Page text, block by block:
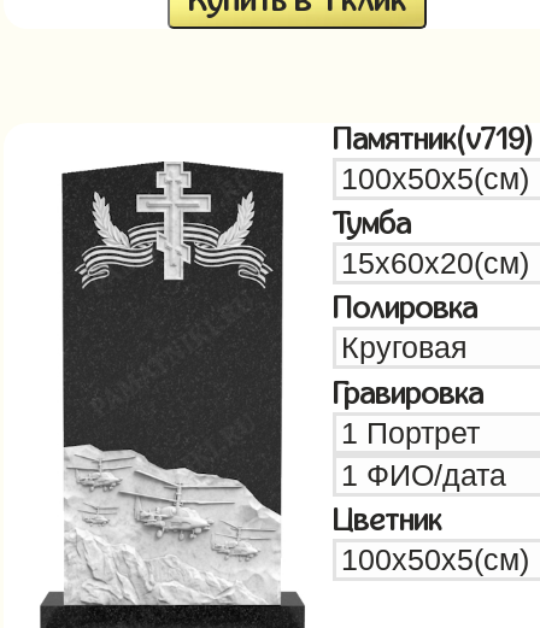
Памятник(v719)
Тумба
Полировка
Гравировка
Цветник